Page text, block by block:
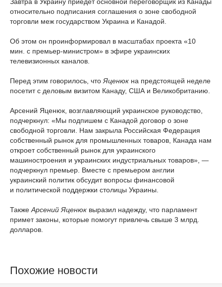
относительно подписания соглашения о зоне свободной
торговли меж государством Украина и Канадой.
Об этом он проинформировал в масштабах проекта «10
мин. с премьер-министром» в эфире украинских
телевизионных каналов.
Перед этим говорилось, что Яценюк на предстоящей неделе
посетит с деловым визитом Канаду, США и Великобританию.
Арсений Яценюк, возглавляющий украинское руководство,
подчеркнул: «Мы подпишем с Канадой договор о зоне
свободной торговли. Нам закрыла Российская Федерация
собственный рынок для промышленных товаров, Канада нам
откроет собственный рынок для украинского
машиностроения и украинских индустриальных товаров», —
подчеркнул премьер. Вместе с премьером англии
украинский политик обсудит вопросы финансовой
и политической поддержки столицы Украины.
Также Арсений Яценюк выразил надежду, что парламент
примет законы, которые помогут привлечь свыше 3 млрд.
долларов.
Похожие новости